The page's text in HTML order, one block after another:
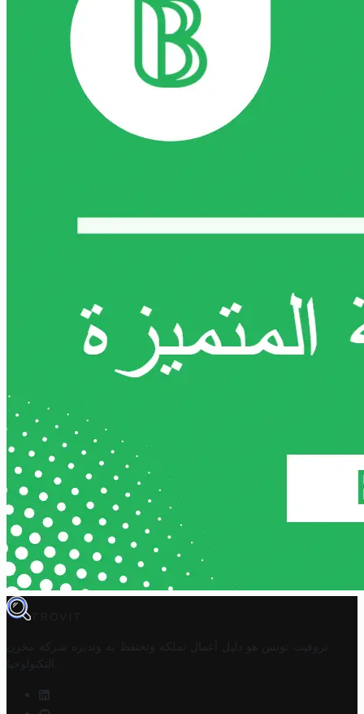
TROVIT
تروفيت تونس هو دليل أعمال تملكه وتحتفظ به وتديره
شركة مخزن
التكنولوجيا